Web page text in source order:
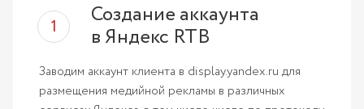
Создание аккаунта
в Яндекс RTB
Заводим аккаунт клиента в display.yandex.ru для
размещения медийной рекламы в различных